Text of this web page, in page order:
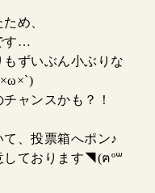
め、
す…
ずいぶん小ぶりな
ャンスかも？！
、投票箱へポン♪
ております◥(ฅº꒳